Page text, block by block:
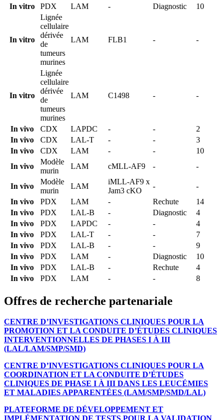
In vitro
PDX LAM - Diagnostic 10
In vitro
Lignée
cellulaire
dérivée
de
tumeurs
murines
LAM FLB1 - -
In vitro
Lignée
cellulaire
dérivée
de
tumeurs
murines
LAM C1498 - -
In vivo CDX LAPDC - -
2
In vivo
CDX LAL-T - -
3
In vivo
CDX LAM - -
10
In vivo
Modèle
murin
LAM cMLL-AF9 - -
In vivo
Modèle
murin
LAM
iMLL-AF9 x
Jam3 cKO
-
-
In vivo
PDX LAM - Rechute
14
In vivo
PDX LAL-B - Diagnostic
4
In vivo
PDX LAPDC - -
4
In vivo
PDX LAL-T - -
7
In vivo
PDX LAL-B - -
9
In vivo
PDX LAM - Diagnostic
10
In vivo
PDX LAL-B - Rechute
4
In vivo
PDX LAM - - 8
Offres de recherche partenariale
CENTRE D’INVESTIGATIONS CLINIQUES POUR LA
PROMOTION ET LA CONDUITE D’ÉTUDES CLINIQUES
INTERVENTIONNELLES DE PHASES I À III
(LAL/LAM/SMP/SMD)
CENTRE D’INVESTIGATIONS CLINIQUES POUR LA
COORDINATION ET LA CONDUITE D’ÉTUDES
CLINIQUES DE PHASE I À III DANS LES LEUCÉMIES
ET MALADIES APPARENTÉES (LAM/SMP/SMD/LAL)
PLATEFORME DE DÉVELOPPEMENT ET